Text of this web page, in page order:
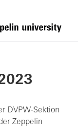
DVPW-Sektion
Zeppelin